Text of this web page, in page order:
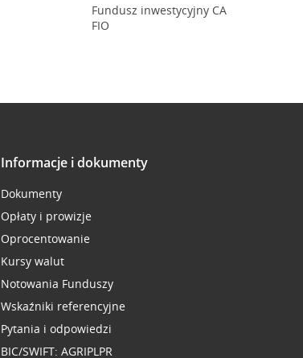
Fundusz inwestycyjny CA
FIO
Informacje i dokumenty
Dokumenty
Opłaty i prowizje
Oprocentowanie
Kursy walut
Notowania Funduszy
Wskaźniki referencyjne
Pytania i odpowiedzi
BIC/SWIFT: AGRIPLPR